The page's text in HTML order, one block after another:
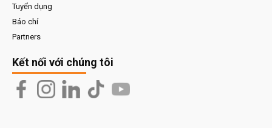
Tuyển dụng
Báo chí
Partners
Kết nối với chúng tôi